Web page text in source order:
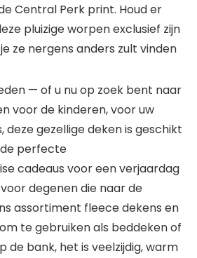
Central Perk print. Houd er
pluizige worpen exclusief zijn
ze nergens anders zult vinden
— of u nu op zoek bent naar
voor de kinderen, voor uw
deze gezellige deken is geschikt
perfecte
cadeaus voor een verjaardag
degenen die naar de
assortiment fleece dekens en
te gebruiken als beddeken of
de bank, het is veelzijdig, warm